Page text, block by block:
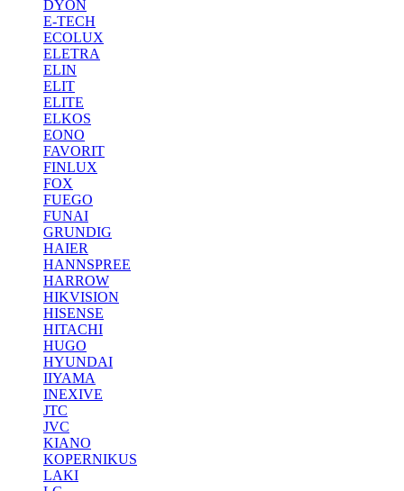
DYON
E-TECH
ECOLUX
ELETRA
ELIN
ELIT
ELITE
ELKOS
EONO
FAVORIT
FINLUX
FOX
FUEGO
FUNAI
GRUNDIG
HAIER
HANNSPREE
HARROW
HIKVISION
HISENSE
HITACHI
HUGO
HYUNDAI
IIYAMA
INEXIVE
JTC
JVC
KIANO
KOPERNIKUS
LAKI